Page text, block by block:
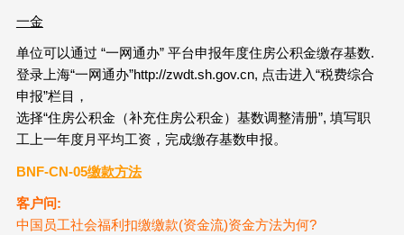
一金
单位可以通过 “一网通办” 平台申报年度住房公积金缴存基数.
登录上海“一网通办”http://zwdt.sh.gov.cn, 点击进入“税费综合
申报”栏目，
选择“住房公积金（补充住房公积金）基数调整清册”, 填写职
工上一年度月平均工资，完成缴存基数申报。
BNF-CN-05缴款方法
客户问:
中国员工社会福利扣缴缴款(资金流)资金方法为何?